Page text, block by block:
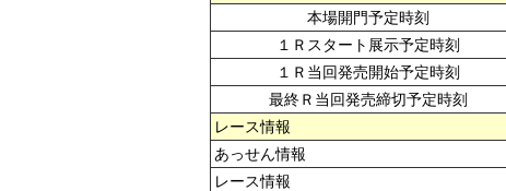
本場開門予定時刻
１Ｒスタート展示予定時刻
１Ｒ当回発売開始予定時刻
最終Ｒ当回発売締切予定時刻
レース情報
あっせん情報
レース情報